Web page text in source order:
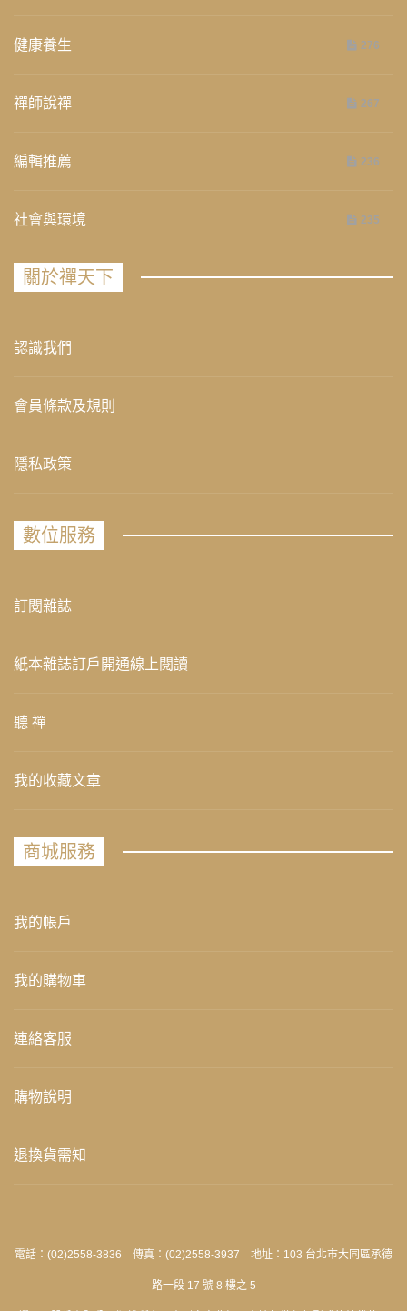
健康養生 276
禪師說禪 267
編輯推薦 236
社會與環境 235
關於禪天下
認識我們
會員條款及規則
隱私政策
數位服務
訂閱雜誌
紙本雜誌訂戶開通線上閱讀
聽 禪
我的收藏文章
商城服務
我的帳戶
我的購物車
連絡客服
購物說明
退換貨需知
電話：(02)2558-3836 傳真：(02)2558-3937 地址：103 台北市大同區承德
路一段 17 號 8 樓之 5